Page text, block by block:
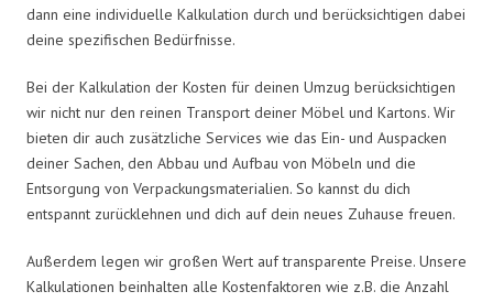
dann eine individuelle Kalkulation durch und berücksichtigen dabei
deine spezifischen Bedürfnisse.
Bei der Kalkulation der Kosten für deinen Umzug berücksichtigen
wir nicht nur den reinen Transport deiner Möbel und Kartons. Wir
bieten dir auch zusätzliche Services wie das Ein- und Auspacken
deiner Sachen, den Abbau und Aufbau von Möbeln und die
Entsorgung von Verpackungsmaterialien. So kannst du dich
entspannt zurücklehnen und dich auf dein neues Zuhause freuen.
Außerdem legen wir großen Wert auf transparente Preise. Unsere
Kalkulationen beinhalten alle Kostenfaktoren wie z.B. die Anzahl